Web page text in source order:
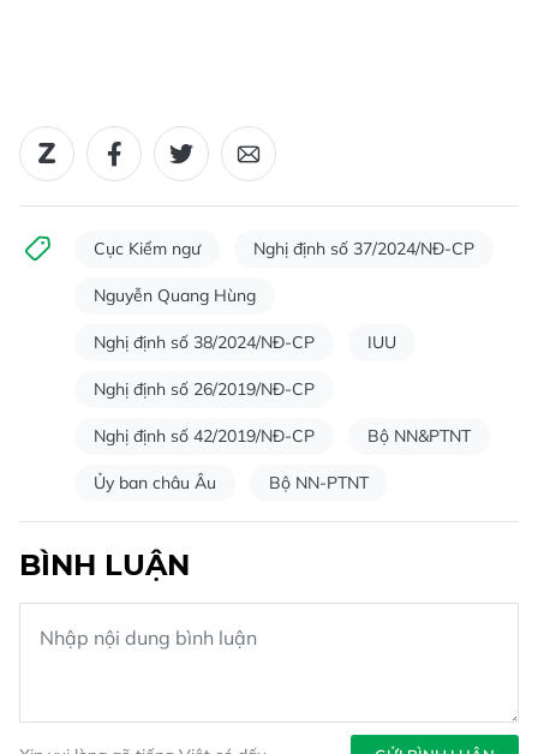
Cục Kiểm ngư Nghị định số 37/2024/NĐ-CP
Nguyễn Quang Hùng
Nghị định số 38/2024/NĐ-CP IUU
Nghị định số 26/2019/NĐ-CP
Nghị định số 42/2019/NĐ-CP Bộ NN&PTNT
Ủy ban châu Âu Bộ NN-PTNT
BÌNH LUẬN